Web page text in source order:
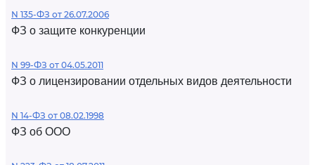
N 135-ФЗ от 26.07.2006
ФЗ о защите конкуренции
N 99-ФЗ от 04.05.2011
ФЗ о лицензировании отдельных видов деятельности
N 14-ФЗ от 08.02.1998
ФЗ об ООО